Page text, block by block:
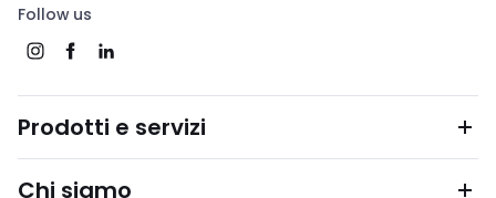
Follow us
Prodotti e servizi
Chi siamo